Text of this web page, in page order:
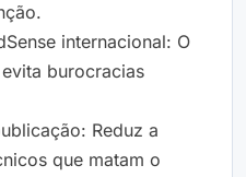
internacional: O
burocracias
Reduz a
que matam o